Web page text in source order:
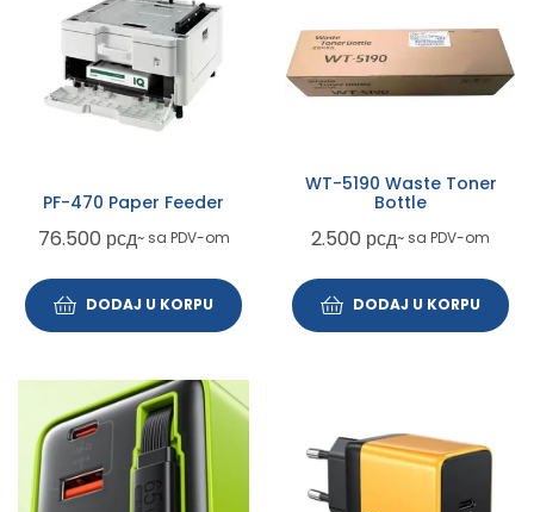
PF-470 Paper Feeder
76.500 рсд~ sa PDV-om
DODAJ U KORPU
WT-5190 Waste Toner
Bottle
2.500 рсд~ sa PDV-om
DODAJ U KORPU